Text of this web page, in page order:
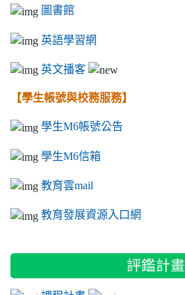
圖書館
英語學習網
英文播客
【學生帳號與校務服務】
學生M6帳號公告
學生M6信箱
教育雲mail
教育發展資源入口網
評鑑計畫